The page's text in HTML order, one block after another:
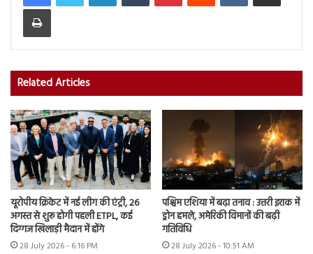
Print
Related Articles
यूरोपीय क्रिकेट में नई लीग की एंट्री, 26
अगस्त से शुरू होगी पहली ETPL, कई
दिग्गज खिलाड़ी मैदान में होंगे
28 July 2026 - 6:16 PM
पश्चिम एशिया में बढ़ा तनाव : उत्तरी इराक में
ड्रोन हमले, अमेरिकी विमानों की बढ़ी
गतिविधि
28 July 2026 - 10:51 AM